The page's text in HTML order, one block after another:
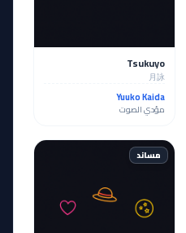
Tsukuyo
月詠
Yuuko Kaida
مؤدي الصوت
مساند